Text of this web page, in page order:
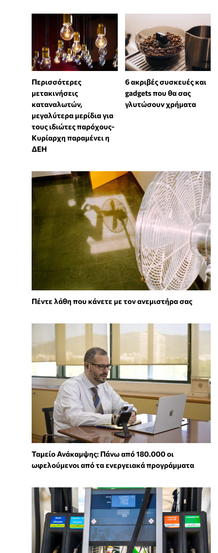
Περισσότερες
μετακινήσεις
καταναλωτών,
μεγαλύτερα μερίδια για
τους ιδιώτες παρόχους-
Κυρίαρχη παραμένει η
ΔΕΗ
6 ακριβές συσκευές και
gadgets που θα σας
γλυτώσουν χρήματα
Πέντε λάθη που κάνετε με τον ανεμιστήρα σας
Ταμείο Ανάκαμψης: Πάνω από 180.000 οι
ωφελούμενοι από τα ενεργειακά προγράμματα